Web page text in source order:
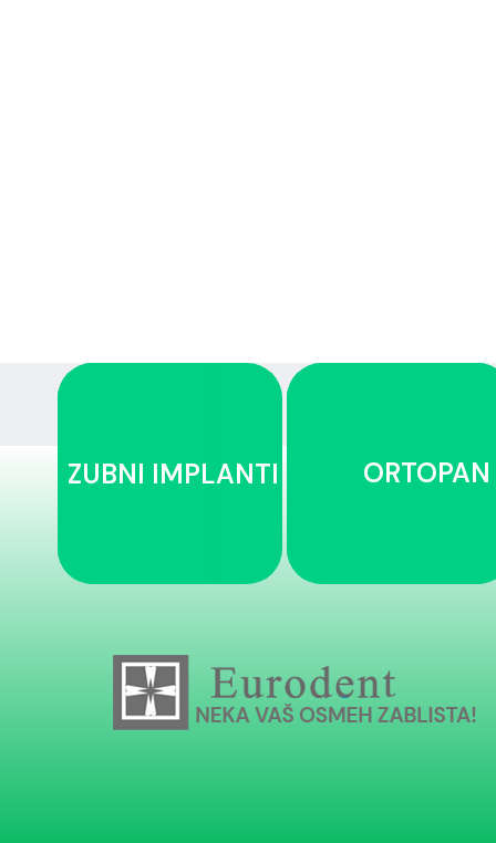
ZUBNI IMPLANTI ORTOPAN